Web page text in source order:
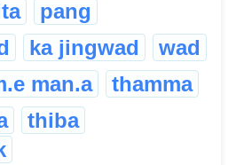
pang
ka jingwad wad
man.a thamma
thiba